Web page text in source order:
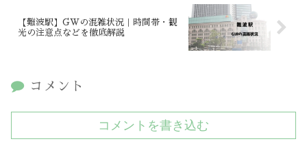
【難波駅】GWの混雑状況｜時間帯・観
光の注意点などを徹底解説
コメント
コメントを書き込む